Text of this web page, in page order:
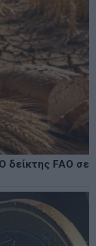
δείκτης FAO σε